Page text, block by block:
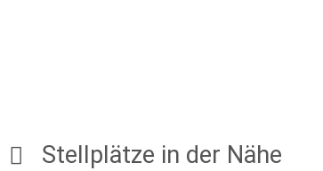
Stellplätze in der Nähe